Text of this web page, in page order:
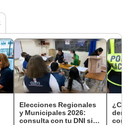
Elecciones Regionales
y Municipales 2026:
consulta con tu DNI si
con